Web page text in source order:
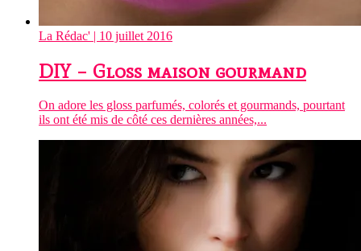
La Rédac' | 10 juillet 2016
DIY – Gloss maison gourmand
On adore les gloss parfumés, colorés et gourmands, pourtant
ils ont été mis de côté ces dernières années,...